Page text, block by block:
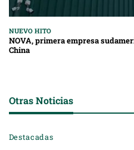
NUEVO HITO
NOVA, primera empresa
China
Otras Noticias
Destacadas